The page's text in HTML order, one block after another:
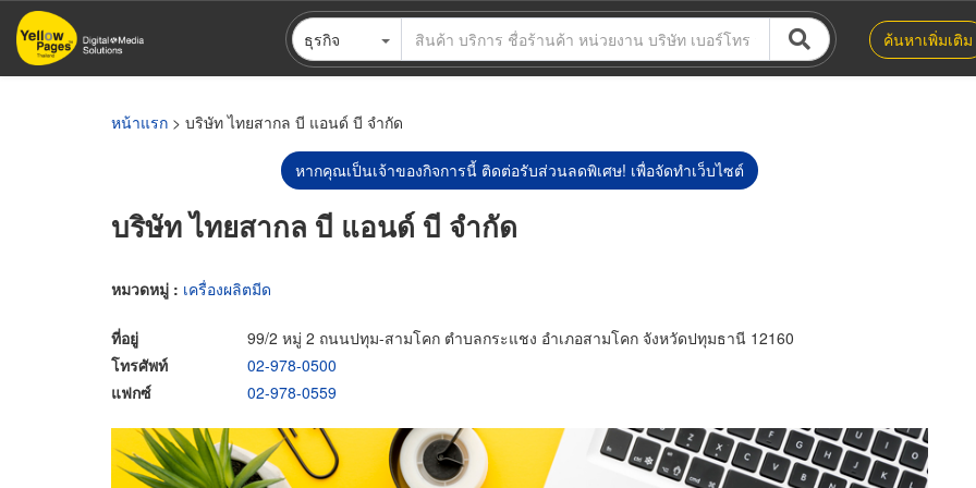
ข้าม
ไป
ธุรกิจ ค้นหาเพิ่มเติม
หน้าแรก > บริษัท ไทยสากล บี แอนด์ บี จำกัด
หากคุณเป็นเจ้าของกิจการนี้ ติดต่อรับส่วนลดพิเศษ! เพื่อจัดทำเว็บไซต์
บริษัท ไทยสากล บี แอนด์ บี จำกัด
หมวดหมู่ : เครื่องผลิตมีด
ที่อยู่
99/2 หมู่ 2 ถนนปทุม-สามโคก ตำบลกระแชง อำเภอสามโคก จังหวัดปทุมธานี 12160
โทรศัพท์
02-978-0500
แฟกซ์
02-978-0559